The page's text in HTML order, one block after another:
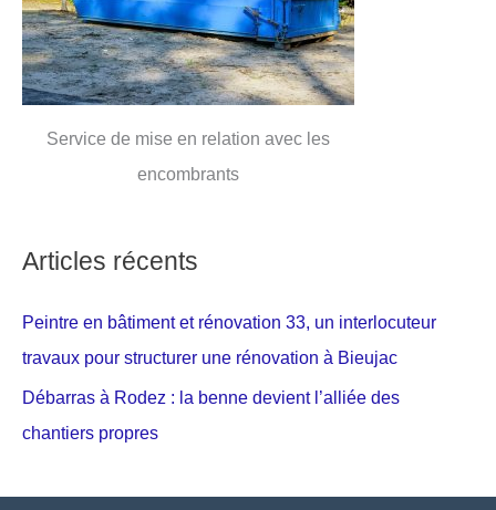
Service de mise en relation avec les
encombrants
Articles récents
Peintre en bâtiment et rénovation 33, un interlocuteur
travaux pour structurer une rénovation à Bieujac
Débarras à Rodez : la benne devient l’alliée des
chantiers propres